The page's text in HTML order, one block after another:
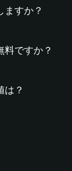
すか？
ですか？
は？